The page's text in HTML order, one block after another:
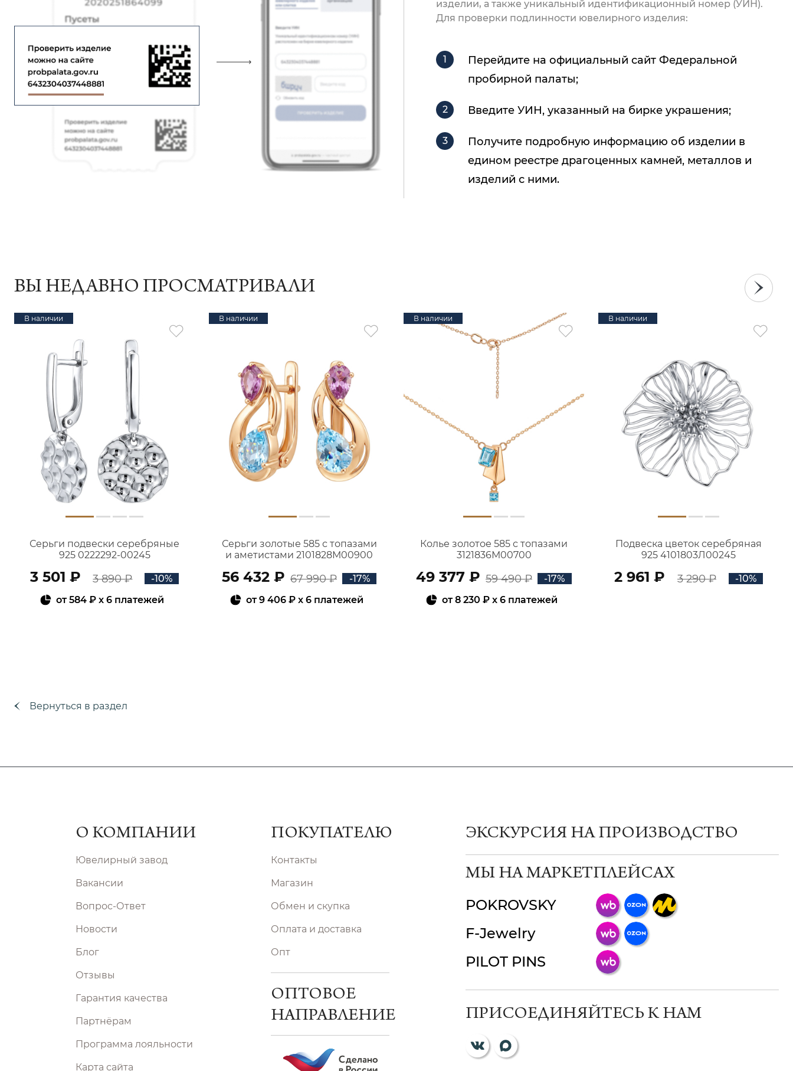
изделии, а также уникальный идентификационный номер (УИН).
Для проверки подлинности ювелирного изделия:
Перейдите на официальный сайт Федеральной
пробирной палаты;
Введите УИН, указанный на бирке украшения;
Получите подробную информацию об изделии в
едином реестре драгоценных камней, металлов и
изделий с ними.
ВЫ НЕДАВНО ПРОСМАТРИВАЛИ
В наличии
Серьги подвески серебряные
925 0222292-00245
3 501 ₽ 3 890 ₽
-10%
от584 ₽ x 6 платежей
В наличии
Серьги золотые 585 с топазами
и аметистами 2101828М00900
56 432 ₽ 67 990 ₽
-17%
от9 406 ₽ x 6 платежей
В наличии
Колье золотое 585 с топазами
3121836М00700
49 377 ₽ 59 490 ₽
-17%
от8 230 ₽x 6 платежей
В наличии
Подвеска цветок серебряная
925 4101803Л00245
2 961 ₽ 3 290 ₽ -10%
Вернуться в раздел
О КОМПАНИИ
Ювелирный завод
Вакансии
Вопрос-Ответ
Новости
Блог
Отзывы
Гарантия качества
Партнёрам
Программа лояльности
Карта сайта
ПОКУПАТЕЛЮ
Контакты
Магазин
Обмен и скупка
Оплата и доставка
Опт
ОПТОВОЕ
НАПРАВЛЕНИЕ
ЭКСКУРСИЯ НА ПРОИЗВОДСТВО
МЫ НА МАРКЕТПЛЕЙСАХ
POKROVSKY
F-Jewelry
PILOT PINS
ПРИСОЕДИНЯЙТЕСЬ К НАМ
ChatApp
мессенджер!